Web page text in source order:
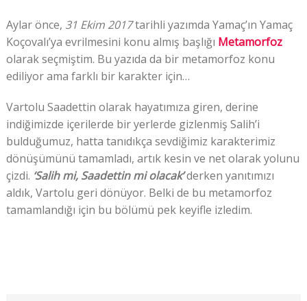
Aylar önce, 31 Ekim 2017tarihli yazımda Yamaç’ın Yamaç
Koçovalı’ya evrilmesini konu almış başlığı Metamorfoz
olarak seçmiştim. Bu yazıda da bir metamorfoz konu
ediliyor ama farklı bir karakter için…
Vartolu Saadettin olarak hayatımıza giren, derine
indiğimizde içerilerde bir yerlerde gizlenmiş Salih’i
bulduğumuz, hatta tanıdıkça sevdiğimiz karakterimiz
dönüşümünü tamamladı, artık kesin ve net olarak yolunu
çizdi. ‘Salih mi, Saadettin mi olacak’derken yanıtımızı
aldık, Vartolu geri dönüyor. Belki de bu metamorfoz
tamamlandığı için bu bölümü pek keyifle izledim.